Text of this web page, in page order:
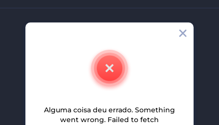
Contate-Nos
Carreiras
Programa De Afiliados
Alguma coisa deu errado. Something
went wrong. Failed to fetch